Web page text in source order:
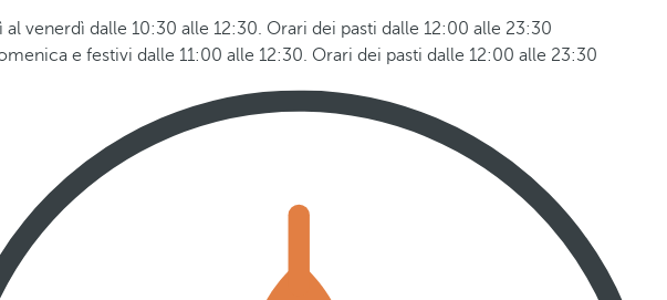
al venerdì dalle 10:30 alle 12:30. Orari dei pasti dalle 12:00 alle 23:30
e festivi dalle 11:00 alle 12:30. Orari dei pasti dalle 12:00 alle 23:30